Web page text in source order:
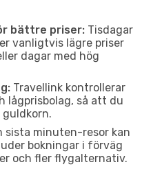
bättre priser: Tisdagar
vanligtvis lägre priser
dagar med hög
Travellink kontrollerar
lågprisbolag, så att du
sista minuten-resor kan
bokningar i förväg
och fler flygalternativ.